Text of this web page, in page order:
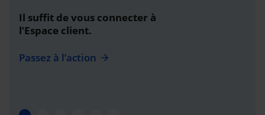
Il suffit de vous connecter à
l’Espace client.
Passez à l’action